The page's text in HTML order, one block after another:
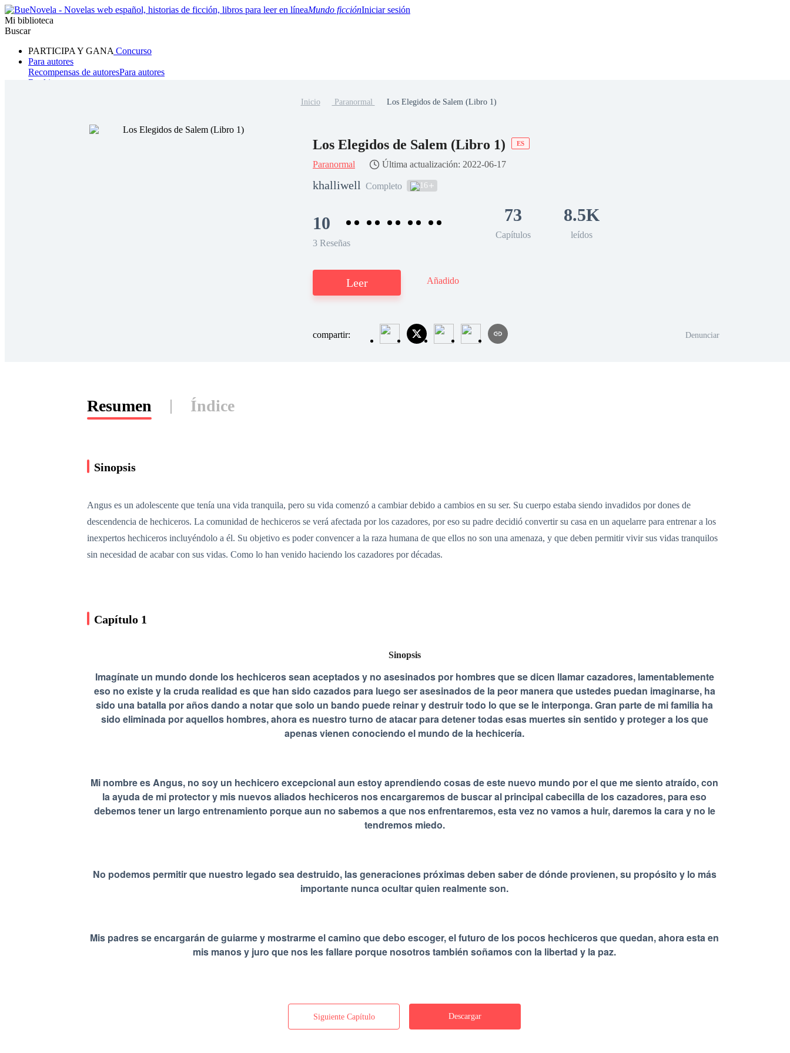
Mundo ficciónIniciar sesión
Mi biblioteca
Buscar
PARTICIPA Y GANA Concurso
Para autores
Recompensas de autoresPara autores
Ranking
Hombre lobo Mafia SistemaFantasía Urbano
Inicio Paranormal Los Elegidos de Salem (Libro 1)
Los Elegidos de Salem (Libro 1) ES
Paranormal Última actualización: 2022-06-17
khalliwell Completo 16
10
3 Reseñas
73
Capítulos
8.5K
leídos
Leer Añadido
compartir: Denunciar
Resumen Índice
Sinopsis
Angus es un adolescente que tenía una vida tranquila, pero su vida comenzó a cambiar debido a cambios en su ser. Su cuerpo estaba siendo invadidos por dones de
descendencia de hechiceros. La comunidad de hechiceros se verá afectada por los cazadores, por eso su padre decidió convertir su casa en un aquelarre para entrenar a los
inexpertos hechiceros incluyéndolo a él. Su objetivo es poder convencer a la raza humana de que ellos no son una amenaza, y que deben permitir vivir sus vidas tranquilos
sin necesidad de acabar con sus vidas. Como lo han venido haciendo los cazadores por décadas.
Capítulo 1
Sinopsis
Imagínate un mundo donde los hechiceros sean aceptados y no asesinados por hombres que se dicen llamar cazadores, lamentablemente
eso no existe y la cruda realidad es que han sido cazados para luego ser asesinados de la peor manera que ustedes puedan imaginarse, ha
sido una batalla por años dando a notar que solo un bando puede reinar y destruir todo lo que se le interponga. Gran parte de mi familia ha
sido eliminada por aquellos hombres, ahora es nuestro turno de atacar para detener todas esas muertes sin sentido y proteger a los que
apenas vienen conociendo el mundo de la hechicería.
Mi nombre es Angus, no soy un hechicero excepcional aun estoy aprendiendo cosas de este nuevo mundo por el que me siento atraído, con
la ayuda de mi protector y mis nuevos aliados hechiceros nos encargaremos de buscar al principal cabecilla de los cazadores, para eso
debemos tener un largo entrenamiento porque aun no sabemos a que nos enfrentaremos, esta vez no vamos a huir, daremos la cara y no le
tendremos miedo.
No podemos permitir que nuestro legado sea destruido, las generaciones próximas deben saber de dónde provienen, su propósito y lo más
importante nunca ocultar quien realmente son.
Mis padres se encargarán de guiarme y mostrarme el camino que debo escoger, el futuro de los pocos hechiceros que quedan, ahora esta en
mis manos y juro que nos les fallare porque nosotros también soñamos con la libertad y la paz.
Siguiente Capítulo Descargar